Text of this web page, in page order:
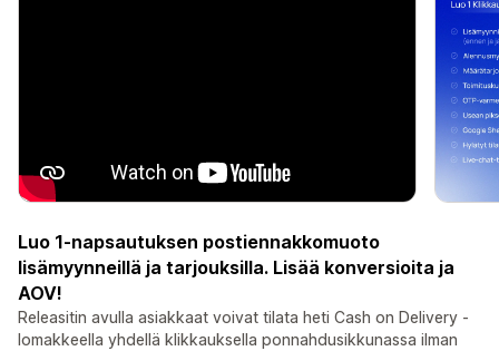
Luo 1-napsautuksen postiennakkomuoto
lisämyynneillä ja tarjouksilla. Lisää konversioita ja
AOV!
Releasitin avulla asiakkaat voivat tilata heti Cash on Delivery -
lomakkeella yhdellä klikkauksella ponnahdusikkunassa ilman